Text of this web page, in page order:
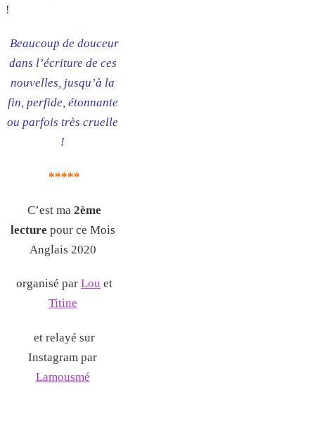
!
Beaucoup de douceur
dans l’écriture de ces
nouvelles, jusqu’à la
fin, perfide, étonnante
ou parfois très cruelle
!
*****
C’est ma 2ème
lecture pour ce Mois
Anglais 2020
organisé par Lou et
Titine
et relayé sur
Instagram par
Lamousmé